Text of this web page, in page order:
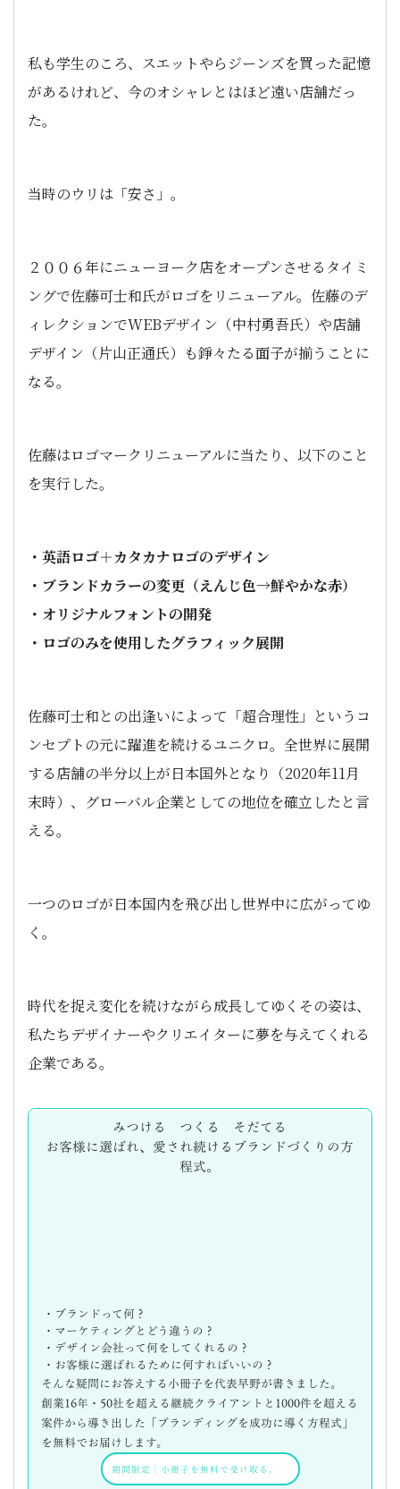
私も学生のころ、スエットやらジーンズを買った記憶
があるけれど、今のオシャレとはほど遠い店舗だっ
た。
当時のウリは「安さ」。
２００６年にニューヨーク店をオープンさせるタイミ
ングで佐藤可士和氏がロゴをリニューアル。佐藤のデ
ィレクションでWEBデザイン（中村勇吾氏）や店舗
デザイン（片山正通氏）も錚々たる面子が揃うことに
なる。
佐藤はロゴマークリニューアルに当たり、以下のこと
を実行した。
・英語ロゴ＋カタカナロゴのデザイン
・ブランドカラーの変更（えんじ色→鮮やかな赤）
・オリジナルフォントの開発
・ロゴのみを使用したグラフィック展開
佐藤可士和との出逢いによって「超合理性」というコ
ンセプトの元に躍進を続けるユニクロ。全世界に展開
する店舗の半分以上が日本国外となり（2020年11月
末時）、グローバル企業としての地位を確立したと言
える。
一つのロゴが日本国内を飛び出し世界中に広がってゆ
く。
時代を捉え変化を続けながら成長してゆくその姿は、
私たちデザイナーやクリエイターに夢を与えてくれる
企業である。
みつける つくる そだてる
お客様に選ばれ、愛され続けるブランドづくりの方
程式。
・ブランドって何？
・マーケティングとどう違うの？
・デザイン会社って何をしてくれるの？
・お客様に選ばれるために何すればいいの？
そんな疑問にお答えする小冊子を代表早野が書きました。
創業16年・50社を超える継続クライアントと1000件を超える
案件から導き出した「ブランディングを成功に導く方程式」
を無料でお届けします。
期間限定 ｜ 小冊子を無料で受け取る。